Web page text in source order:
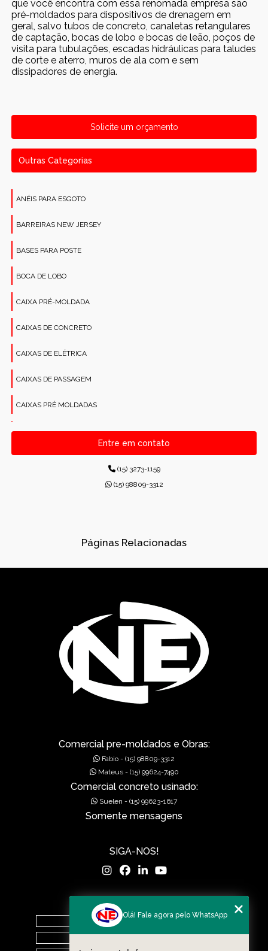
que você encontra com essa renomada empresa são
pré-moldados para dispositivos de drenagem em
geral, salvo tubos de concreto, canaletas retangulares
de captação, bocas de lobo e bocas de leão, poços de
visita para tubulações, escadas hidráulicas para taludes
de corte e aterro, muros de ala com e sem
dissipadores de energia.
Solicite um orçamento
Outras Categorias
ANÉIS PARA ESGOTO
BARREIRAS NEW JERSEY
BASES PARA POSTE
BOCA DE LOBO
CAIXA PRÉ-MOLDADA
CAIXAS DE CONCRETO
CAIXAS DE ELÉTRICA
CAIXAS DE PASSAGEM
CAIXAS PRÉ MOLDADAS
CANALETAS PRÉ-MOLDADAS RETANGULARES
CONCRETO PARA CONSTRUÇÕES
CONCRETO USINADO INDUSTRIAL
FÁBRICA DE PRÉ-MOLDADOS
GÁRGULAS PRÉ-MOLDADAS
GRELHAS PARA BOCA DE LEÃO
MUROS DE ALA PRÉ-MOLDADOS
MUROS EM CONCRETO
MUROS PRÉ FABRICADOS
PISOS DE CONCRETO
POÇOS DE VISITA PRÉ-MOLDADO
Entre em contato
(15) 3273-1159
(15) 98809-3312
Páginas Relacionadas
Comercial pre-moldados e Obras:
Fabio - (15) 98809-3312
Mateus - (15) 99624-7490
Comercial concreto usinado:
Suelen - (15) 99623-1617
Somente mensagens
SIGA-NOS!
Olá! Fale agora pelo WhatsApp